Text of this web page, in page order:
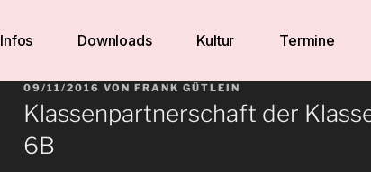
Infos Downloads Kultur Termine
09/11/2016 VON FRANK GÜTLEIN
Klassenpartnerschaft der
6B